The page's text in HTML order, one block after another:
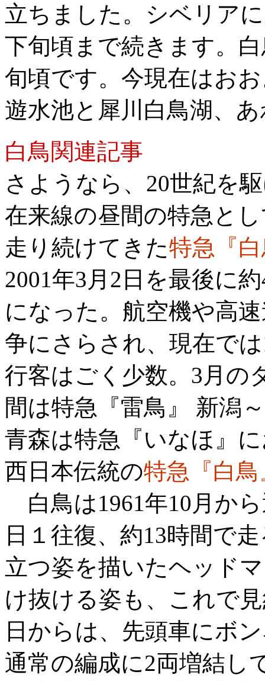
立ちました。シベリア
下旬頃まで続きます。
旬頃です。今現在はお
遊水池と 犀川白鳥湖 、
白鳥関連記事
さようなら、20世紀を
在来線の昼間の特急と
走り続けてきた特急『
2001年3月2日を最後に
になった。航空機や高
争にさらされ、現在で
行客はごく少数。3月の
間は特急『雷鳥』
新潟
青森は特急『いなほ』
西日本伝統の特急『白鳥
白鳥は1961年10月か
日１往復、約13時間で
立つ姿を描いたヘッド
け抜ける姿も、これで
日からは、先頭車にボ
通常の編成に2両増結し